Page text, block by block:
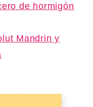
de hormigón
Mandrin y